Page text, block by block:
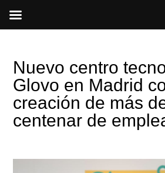
Nuevo centro
Glovo en Madrid
creación de más
centenar de